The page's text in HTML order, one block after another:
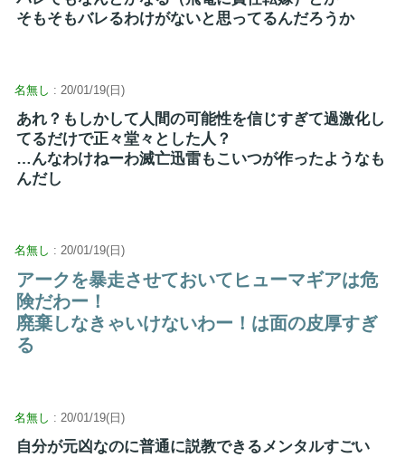
そもそもバレるわけがないと思ってるんだろうか
名無し : 20/01/19(日)
あれ？もしかして人間の可能性を信じすぎて過激化し
てるだけで正々堂々とした人？
…んなわけねーわ滅亡迅雷もこいつが作ったようなも
んだし
名無し : 20/01/19(日)
アークを暴走させておいてヒューマギアは危
険だわー！
廃棄しなきゃいけないわー！は面の皮厚すぎ
る
名無し : 20/01/19(日)
自分が元凶なのに普通に説教できるメンタルすごい